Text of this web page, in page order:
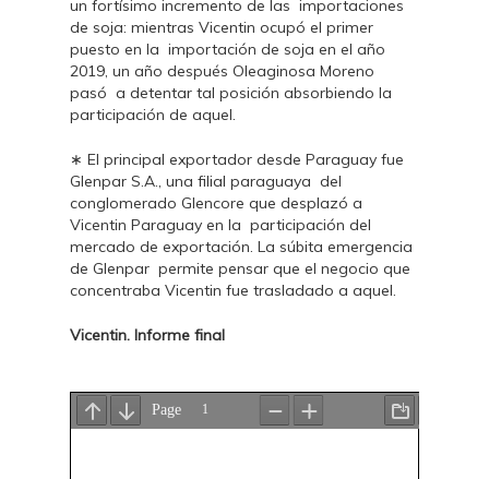
un fortísimo incremento de las importaciones
de soja: mientras Vicentin ocupó el primer
puesto en la importación de soja en el año
2019, un año después Oleaginosa Moreno
pasó a detentar tal posición absorbiendo la
participación de aquel.
∗ El principal exportador desde Paraguay fue
Glenpar S.A., una filial paraguaya del
conglomerado Glencore que desplazó a
Vicentin Paraguay en la participación del
mercado de exportación. La súbita emergencia
de Glenpar permite pensar que el negocio que
concentraba Vicentin fue trasladado a aquel.
Vicentin. Informe final